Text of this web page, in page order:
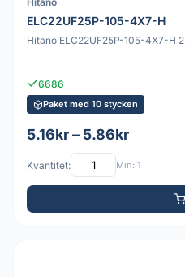
ELC22UF25P-105-4X7-H
Hitano ELC22UF25P-105-4X7-H
6686
Paket med 10 stycken
5.16kr – 5.86kr
Kvantitet: Min: 1